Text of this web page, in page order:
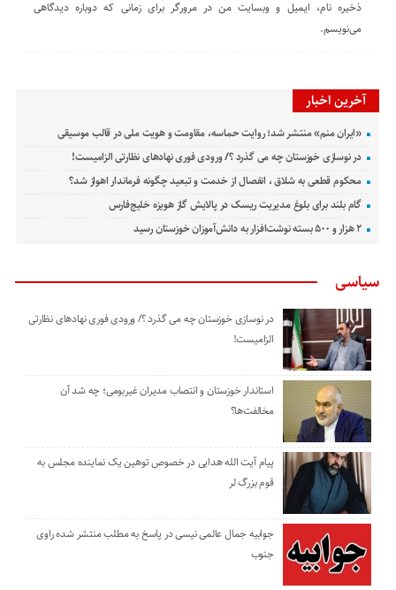
ذخیره نام، ایمیل و وبسایت من در مرورگر برای زمانی که دوباره دیدگاهی
می‌نویسم.
آخرین اخبار
«ایران منم» منتشر شد؛ روایت حماسه، مقاومت و هویت ملی در قالب موسیقی
در نوسازی خوزستان چه می گذرد ؟/ ورودی فوری نهادهای نظارتی الزامیست!
محکوم قطعی به شلاق ، انفصال از خدمت و تبعید چگونه فرماندار اهواز شد؟
گام بلند برای بلوغ مدیریت ریسک در پالایش گاز هویزه خلیج‌فارس
۲ هزار و ۵۰۰ بسته نوشت‌افزار به دانش‌آموزان خوزستان رسید
سیاسی
در نوسازی خوزستان چه می گذرد ؟/ ورودی فوری نهادهای نظارتی
الزامیست!
استاندار خوزستان و انتصاب مدیران غیربومی؛ چه شد آن
مخالفت‌ها؟
پیام آیت الله هدایی در خصوص توهین یک نماینده مجلس به
قوم بزرگ لر
جوابیه جمال عالمی نیسی در پاسخ به مطلب منتشر شده راوی
جنوب